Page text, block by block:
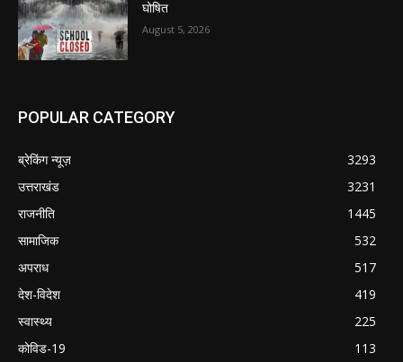
घोषित
August 5, 2026
POPULAR CATEGORY
ब्रेकिंग न्यूज़
3293
उत्तराखंड
3231
राजनीति
1445
सामाजिक
532
अपराध
517
देश-विदेश
419
स्वास्थ्य
225
कोविड-19
113